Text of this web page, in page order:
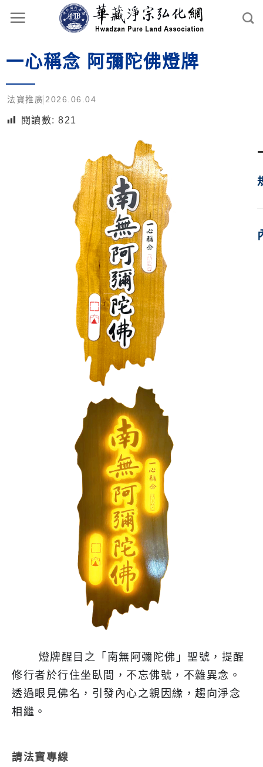
一心稱念 阿彌陀佛燈牌
法寶推廣 2026.06.04
閱讀數: 821
燈牌醒目之「南無阿彌陀佛」聖號，提醒
修行者於行住坐臥間，不忘佛號，不雜異念。
透過眼見佛名，引發內心之親因緣，趨向淨念
相繼。
請法寶專線